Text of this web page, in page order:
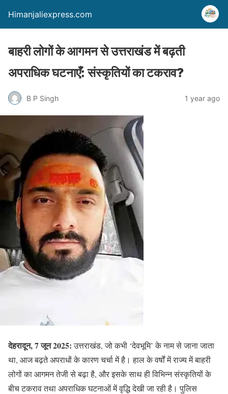
Himanjaliexpress.com
बाहरी लोगों के आगमन से उत्तराखंड में बढ़ती
अपराधिक घटनाएँ: संस्कृतियों का टकराव?
B P Singh 1 year ago
देहरादून, 7 जून 2025:उत्तराखंड, जो कभी ‘देवभूमि’ के नाम से जाना जाता
था, आज बढ़ते अपराधों के कारण चर्चा में है। हाल के वर्षों में राज्य में बाहरी
लोगों का आगमन तेजी से बढ़ा है, और इसके साथ ही विभिन्न संस्कृतियों के
बीच टकराव तथा अपराधिक घटनाओं में वृद्धि देखी जा रही है। पुलिस